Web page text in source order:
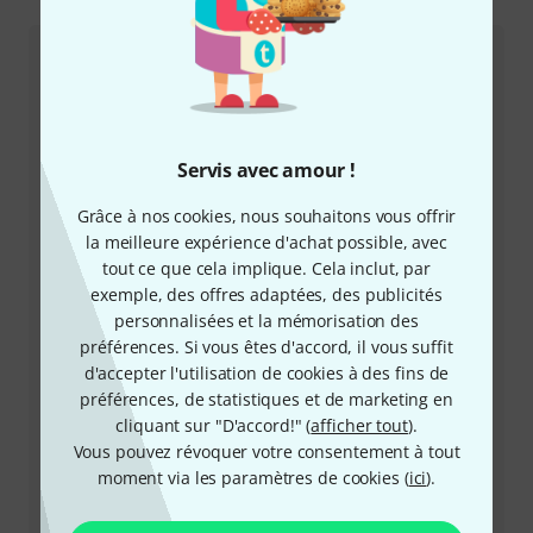
Servis avec amour !
Grâce à nos cookies, nous souhaitons vous offrir
la meilleure expérience d'achat possible, avec
tout ce que cela implique. Cela inclut, par
exemple, des offres adaptées, des publicités
personnalisées et la mémorisation des
préférences. Si vous êtes d'accord, il vous suffit
d'accepter l'utilisation de cookies à des fins de
préférences, de statistiques et de marketing en
cliquant sur "D'accord!" (afficher tout).
Vous pouvez révoquer votre consentement à tout
moment via les paramètres de cookies (ici).
Service Client France
+33-176548596
Notre service client est à votre disposition pour
répondre à toutes vos questions et résoudre
d'éventuels problèmes après achat.
Préparer le numéro client
Horaires d'ouverture (CEST - Heure